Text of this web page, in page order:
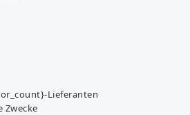
Lieferanten
Zwecke